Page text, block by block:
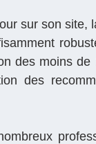
sur son site,
des moins
des